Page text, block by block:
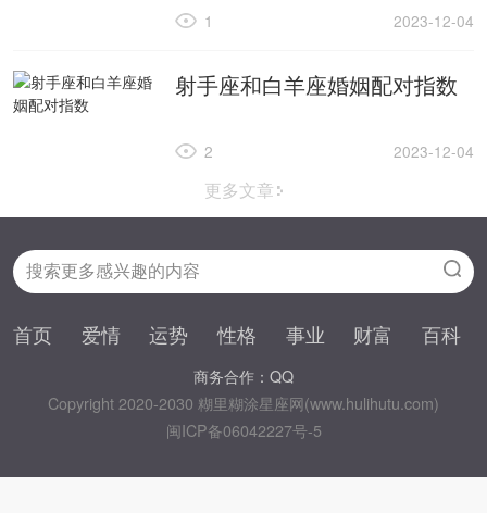
2023-12-04
1
射手座和白羊座婚姻配对指数
2023-12-04
2
更多文章
首页 爱情 运势 性格 事业 财富 百科
商务合作：QQ
Copyright 2020-2030 糊里糊涂星座网(www.hulihutu.com)
闽ICP备06042227号-5